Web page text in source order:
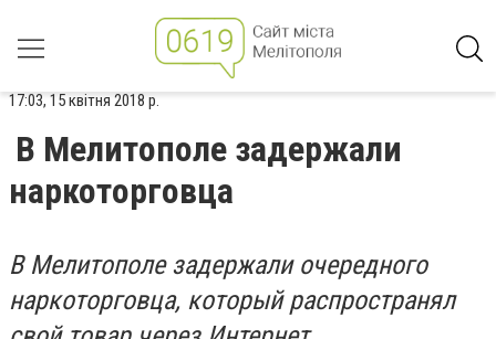
17:03, 15 квітня 2018 р.
В Мелитополе задержали
наркоторговца
В Мелитополе задержали очередного
наркоторговца, который распространял